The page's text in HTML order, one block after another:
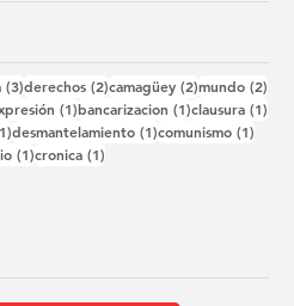
(3)3 entradas
derechos (2)2 entradas
camagüey (2)2 entradas
mundo (2)
(1)1 entrada
bancarizacion (1)1 entrada
clausura (1)
1 entrada
desmantelamiento (1)1 entrada
comunismo (1)
(1)1 entrada
cronica (1)